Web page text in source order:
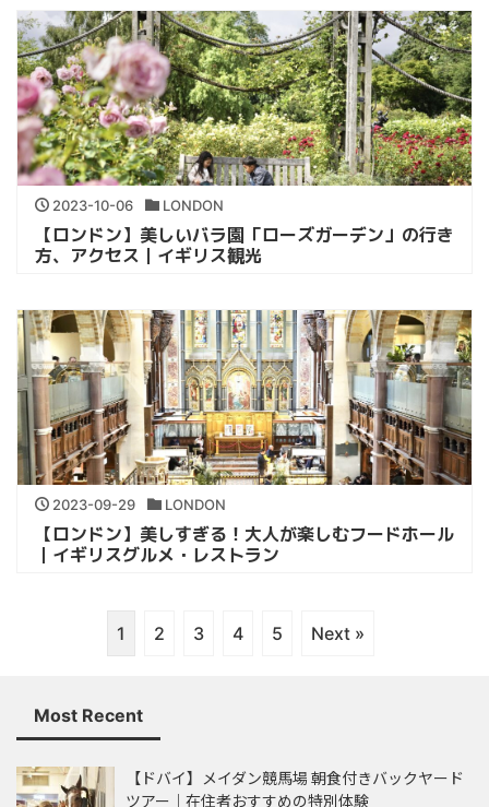
2023-10-06 LONDON
【ロンドン】美しいバラ園「ローズガーデン」の行き
方、アクセス｜イギリス観光
2023-09-29 LONDON
【ロンドン】美しすぎる！大人が楽しむフードホール
｜イギリスグルメ・レストラン
1 2 3 4 5 Next »
Most Recent
【ドバイ】メイダン競馬場 朝食付きバックヤード
ツアー｜在住者おすすめの特別体験